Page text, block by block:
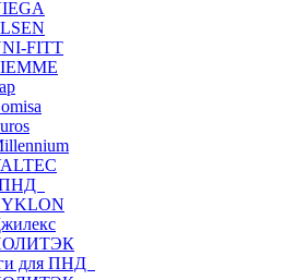
FITT
ПНД
для ПНД